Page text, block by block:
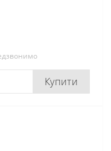
Купити